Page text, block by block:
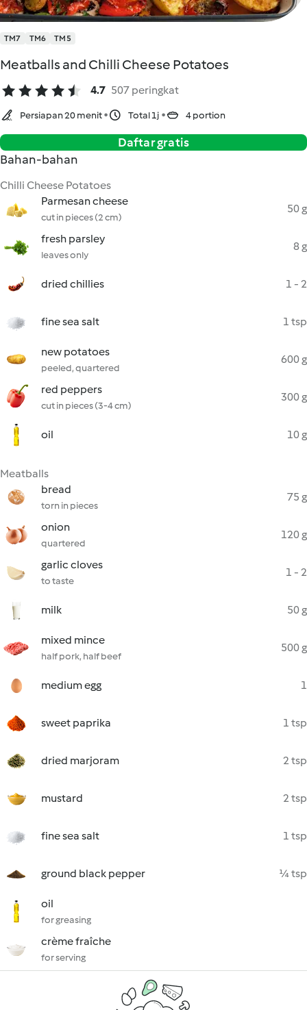
TM7 TM6 TM5
Meatballs and Chilli Cheese Potatoes
4.7 507 peringkat
Persiapan 20 menit Total 1j 4 portion
Daftar gratis
Bahan-bahan
Chilli Cheese Potatoes
Parmesan cheese
cut in pieces (2 cm)
50 g
fresh parsley
leaves only
8 g
dried chillies 1 - 2
fine sea salt 1 tsp
new potatoes
peeled, quartered
600 g
red peppers
cut in pieces (3-4 cm)
300 g
oil 10 g
Meatballs
bread
torn in pieces
75 g
onion
quartered
120 g
garlic cloves
to taste
1 - 2
milk 50 g
mixed mince
half pork, half beef
500 g
medium egg 1
sweet paprika 1 tsp
dried marjoram 2 tsp
mustard 2 tsp
fine sea salt 1 tsp
ground black pepper ¼ tsp
oil
for greasing
crème fraîche
for serving